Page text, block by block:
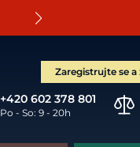
Zaregistrujte se
+420 602 378 801
Po - So: 9 - 20h